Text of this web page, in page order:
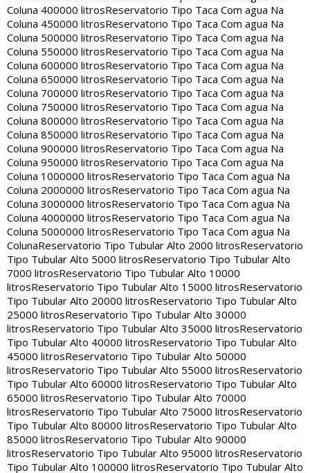
Coluna 400000 litrosReservatorio Tipo Taca Com agua Na
Coluna 450000 litrosReservatorio Tipo Taca Com agua Na
Coluna 500000 litrosReservatorio Tipo Taca Com agua Na
Coluna 550000 litrosReservatorio Tipo Taca Com agua Na
Coluna 600000 litrosReservatorio Tipo Taca Com agua Na
Coluna 650000 litrosReservatorio Tipo Taca Com agua Na
Coluna 700000 litrosReservatorio Tipo Taca Com agua Na
Coluna 750000 litrosReservatorio Tipo Taca Com agua Na
Coluna 800000 litrosReservatorio Tipo Taca Com agua Na
Coluna 850000 litrosReservatorio Tipo Taca Com agua Na
Coluna 900000 litrosReservatorio Tipo Taca Com agua Na
Coluna 950000 litrosReservatorio Tipo Taca Com agua Na
Coluna 1000000 litrosReservatorio Tipo Taca Com agua Na
Coluna 2000000 litrosReservatorio Tipo Taca Com agua Na
Coluna 3000000 litrosReservatorio Tipo Taca Com agua Na
Coluna 4000000 litrosReservatorio Tipo Taca Com agua Na
Coluna 5000000 litrosReservatorio Tipo Taca Com agua Na
ColunaReservatorio Tipo Tubular Alto 2000 litrosReservatorio
Tipo Tubular Alto 5000 litrosReservatorio Tipo Tubular Alto
7000 litrosReservatorio Tipo Tubular Alto 10000
litrosReservatorio Tipo Tubular Alto 15000 litrosReservatorio
Tipo Tubular Alto 20000 litrosReservatorio Tipo Tubular Alto
25000 litrosReservatorio Tipo Tubular Alto 30000
litrosReservatorio Tipo Tubular Alto 35000 litrosReservatorio
Tipo Tubular Alto 40000 litrosReservatorio Tipo Tubular Alto
45000 litrosReservatorio Tipo Tubular Alto 50000
litrosReservatorio Tipo Tubular Alto 55000 litrosReservatorio
Tipo Tubular Alto 60000 litrosReservatorio Tipo Tubular Alto
65000 litrosReservatorio Tipo Tubular Alto 70000
litrosReservatorio Tipo Tubular Alto 75000 litrosReservatorio
Tipo Tubular Alto 80000 litrosReservatorio Tipo Tubular Alto
85000 litrosReservatorio Tipo Tubular Alto 90000
litrosReservatorio Tipo Tubular Alto 95000 litrosReservatorio
Tipo Tubular Alto 100000 litrosReservatorio Tipo Tubular Alto